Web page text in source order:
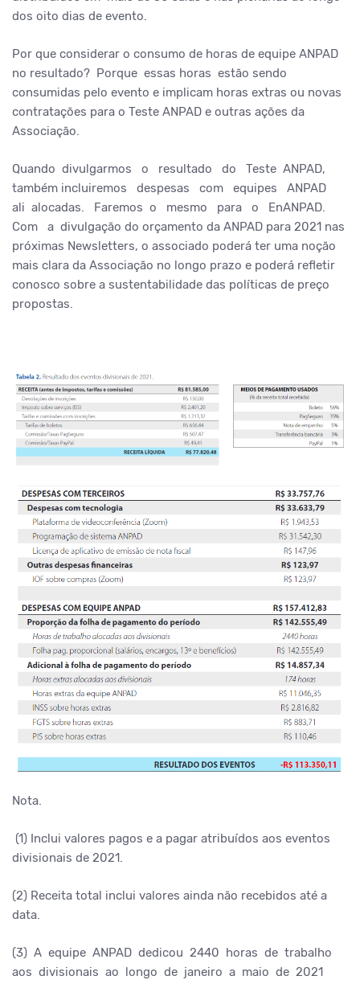
dos oito dias de evento.
Por que considerar o consumo de horas de equipe ANPAD
no resultado? Porque essas horas estão sendo
consumidas pelo evento e implicam horas extras ou novas
contratações para o Teste ANPAD e outras ações da
Associação.
Quando divulgarmos o resultado do Teste ANPAD,
também incluiremos despesas com equipes ANPAD
ali alocadas. Faremos o mesmo para o EnANPAD.
Com a divulgação do orçamento da ANPAD para 2021 nas
próximas Newsletters, o associado poderá ter uma noção
mais clara da Associação no longo prazo e poderá refletir
conosco sobre a sustentabilidade das políticas de preço
propostas.
Nota.
(1) Inclui valores pagos e a pagar atribuídos aos eventos
divisionais de 2021.
(2) Receita total inclui valores ainda não recebidos até a
data.
(3) A equipe ANPAD dedicou 2440 horas de trabalho
aos divisionais ao longo de janeiro a maio de 2021